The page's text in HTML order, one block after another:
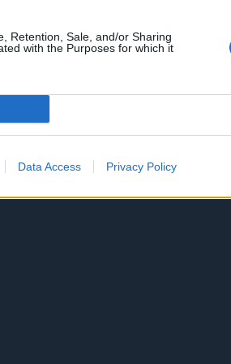
Retention, Sale, and/or Sharing
with the Purposes for which it
Data Access Privacy Policy
καλών πρακτικών